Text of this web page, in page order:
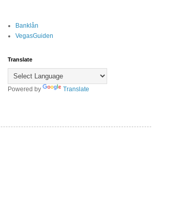
Banklån
VegasGuiden
Translate
Powered by Translate